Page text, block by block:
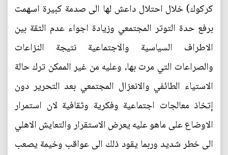
كركوك) خلال احتلال داعش لها الى صدمة كبيرة اسهمت
برفع حدة التوتر المجتمعي وزيادة اجواء عدم الثقة بين
الاطراف السياسية والاجتماعية نتيجة النزاعات
والصراعات التي مرت بها، وعليه من غير الممكن ترك حالة
الاستياء الطائفي والانعزال المجتمعي بعد التحرير دون
إتخاذ معالجات اجتماعية وفكرية وثقافية لان استمرار
الاوضاع على ماهو عليه يعرض الاستقرار والتعايش الاهلي
الى خطر شديد وربما يقود ذلك الى عواقب وخيمة يصعب